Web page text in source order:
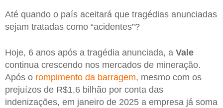
Até quando o país aceitará que tragédias anunciadas
sejam tratadas como “acidentes”?
Hoje, 6 anos após a tragédia anunciada, a Vale
continua crescendo nos mercados de mineração.
Após o rompimento da barragem, mesmo com os
prejuízos de R$1,6 bilhão por conta das
indenizações, em janeiro de 2025 a empresa já soma